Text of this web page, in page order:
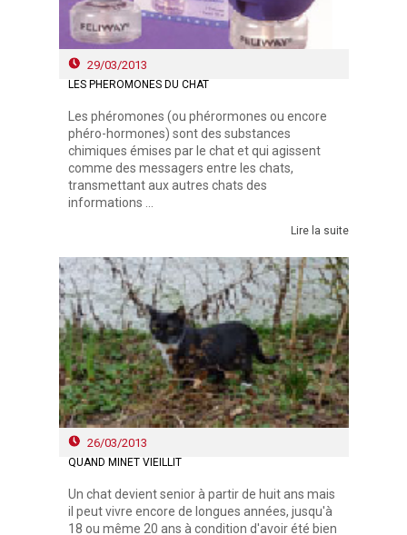
29/03/2013
LES PHÉROMONES DU CHAT
Les phéromones (ou phérormones ou encore
phéro-hormones) sont des substances
chimiques émises par le chat et qui agissent
comme des messagers entre les chats,
transmettant aux autres chats des
informations ...
Lire la suite
26/03/2013
QUAND MINET VIEILLIT
Un chat devient senior à partir de huit ans mais
il peut vivre encore de longues années, jusqu'à
18 ou même 20 ans à condition d'avoir été bien